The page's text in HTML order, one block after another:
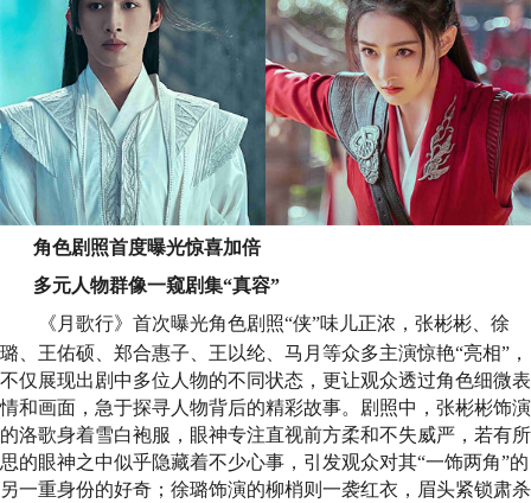
角色剧照首度曝光惊喜加倍
多元人物群像一窥剧集“真容”
《月歌行》首次曝光角色剧照“侠”味儿正浓，张彬彬、徐
璐、王佑硕、郑合惠子、王以纶、马月等众多主演惊艳“亮相”，
不仅展现出剧中多位人物的不同状态，更让观众透过角色细微表
情和画面，急于探寻人物背后的精彩故事。剧照中，张彬彬饰演
的洛歌身着雪白袍服，眼神专注直视前方柔和不失威严，若有所
思的眼神之中似乎隐藏着不少心事，引发观众对其“一饰两角”的
另一重身份的好奇；徐璐饰演的柳梢则一袭红衣，眉头紧锁肃杀